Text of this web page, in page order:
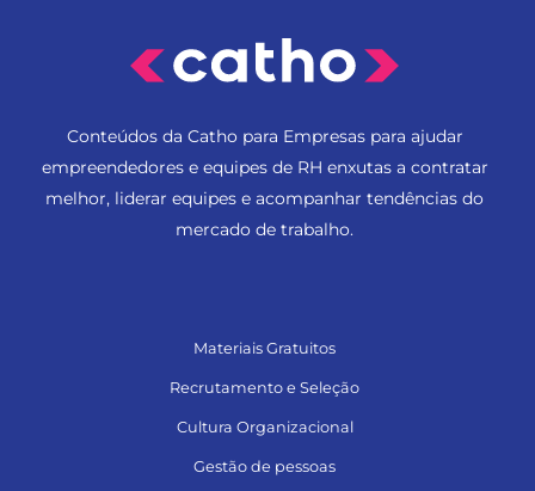
Conteúdos da Catho para Empresas para ajudar
empreendedores e equipes de RH enxutas a contratar
melhor, liderar equipes e acompanhar tendências do
mercado de trabalho.
Materiais Gratuitos
Recrutamento e Seleção
Cultura Organizacional
Gestão de pessoas